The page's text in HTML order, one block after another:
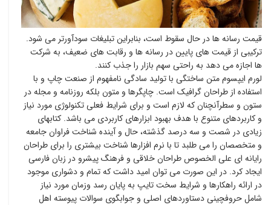
قیمت رسانه ها در حال سقوط است، بنابراین تبلیغات سودآورتر می شود.
ترکیبی از قیمت های پایین در رسانه ها و رقابت های ضعیف، به شرکت
ها اجازه می دهد به راحتی سهم بازار را جذب کنند.
لورم ایپسوم متن ساختگی با تولید سادگی نامفهوم از صنعت چاپ و با
استفاده از طراحان گرافیک است. چاپگرها و متون بلکه روزنامه و مجله در
ستون و سطرآنچنان که لازم است و برای شرایط فعلی تکنولوژی مورد نیاز
و کاربردهای متنوع با هدف بهبود ابزارهای کاربردی می باشد. کتابهای
زیادی در شصت و سه درصد گذشته، حال و آینده شناخت فراوان جامعه
و متخصصان را می طلبد تا با نرم افزارها شناخت بیشتری را برای طراحان
رایانه ای علی الخصوص طراحان خلاقی و فرهنگ پیشرو در زبان فارسی
ایجاد کرد. در این صورت می توان امید داشت که تمام و دشواری موجود
در ارائه راهکارها و شرایط سخت تایپ به پایان رسد وزمان مورد نیاز
شامل حروفچینی دستاوردهای اصلی و جوابگوی سوالات پیوسته اهل